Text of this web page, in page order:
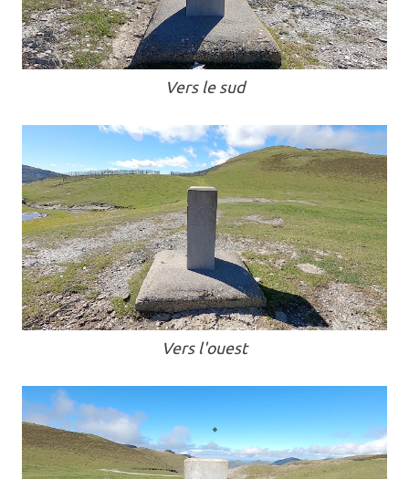
Vers le sud
Vers l'ouest